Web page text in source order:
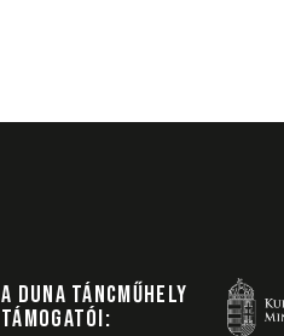
A DUNA TÁNCMŰHELY
TÁMOGATÓI: